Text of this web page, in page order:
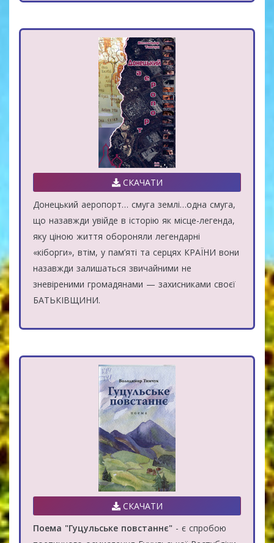
СКАЧАТИ
Донецький аеропорт… смуга землі…одна смуга,
що назавжди увійде в історію як місце-легенда,
яку ціною життя обороняли легендарні
«кіборги», втім, у пам’яті та серцях КРАЇНИ вони
назавжди залишаться звичайними не
зневіреними громадянами — захисниками своєї
БАТЬКІВЩИНИ.
СКАЧАТИ
Поема "Гуцульське повстаннє" - є спробою